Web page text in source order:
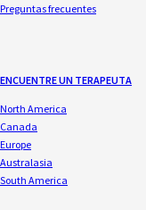
Preguntas frecuentes
ENCUENTRE UN TERAPEUTA
North America
Canada
Europe
Australasia
South America